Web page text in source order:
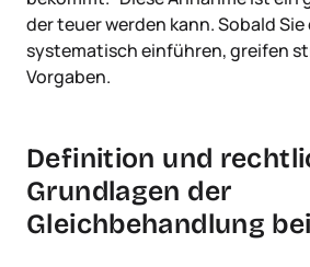
der teuer werden kann. Sobald Sie
systematisch einführen, greifen
Vorgaben.
Definition und
Grundlagen der
Gleichbehandlung